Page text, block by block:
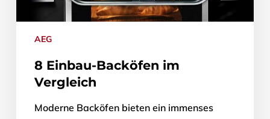
AEG
8 Einbau-Backöfen im
Vergleich
Moderne Backöfen bieten ein immenses